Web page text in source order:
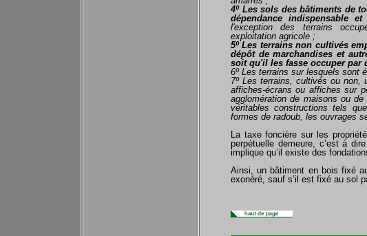
4º Les sols des bâtiments de
dépendance indispensable
l'exception des terrains
exploitation agricole ;
5º Les terrains non cultivés
dépôt de marchandises et
soit qu'il les fasse occuper par
6º Les terrains sur lesquels sont
7º Les terrains, cultivés ou non,
affiches-écrans ou affiches sur
agglomération de maisons ou
véritables constructions tels
formes de radoub, les ouvrages
La taxe foncière sur les
perpétuelle demeure, c’est à
implique qu’il existe des
Ainsi, un bâtiment en bois fixé
exonéré, sauf s’il est fixé au sol